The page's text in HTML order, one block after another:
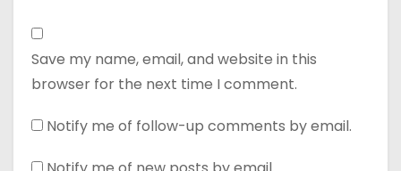
Save my name, email, and website in this
browser for the next time I comment.
Notify me of follow-up comments by email.